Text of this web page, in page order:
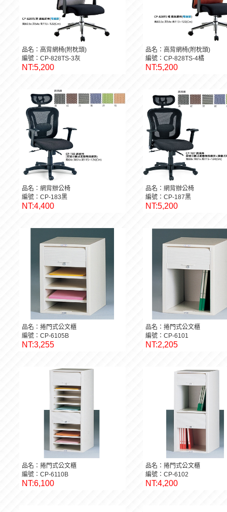
品名：高背網椅(附枕頭)
編號：CP-828TS-3灰
NT:5,200
品名：高背網椅(附枕頭)
編號：CP-828TS-4橘
NT:5,200
品名：網背辦公椅
編號：CP-183黑
NT:4,400
品名：網背辦公椅
編號：CP-187黑
NT:5,200
品名：捲門式公文櫃
編號：CP-6105B
NT:3,255
品名：捲門式公文櫃
編號：CP-6101
NT:2,205
品名：捲門式公文櫃
編號：CP-6110B
NT:6,100
品名：捲門式公文櫃
編號：CP-6102
NT:4,200